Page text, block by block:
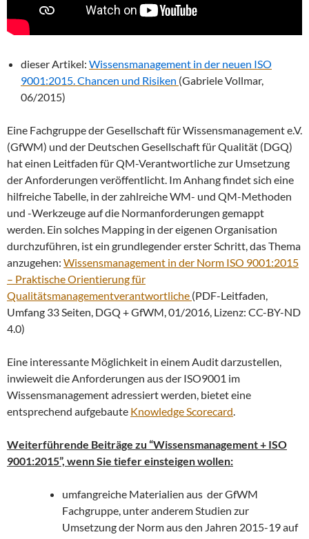
dieser Artikel: Wissensmanagement in der neuen ISO
9001:2015. Chancen und Risiken (Gabriele Vollmar,
06/2015)
Eine Fachgruppe der Gesellschaft für Wissensmanagement e.V.
(GfWM) und der Deutschen Gesellschaft für Qualität (DGQ)
hat einen Leitfaden für QM-Verantwortliche zur Umsetzung
der Anforderungen veröffentlicht. Im Anhang findet sich eine
hilfreiche Tabelle, in der zahlreiche WM- und QM-Methoden
und -Werkzeuge auf die Normanforderungen gemappt
werden. Ein solches Mapping in der eigenen Organisation
durchzuführen, ist ein grundlegender erster Schritt, das Thema
anzugehen: Wissensmanagement in der Norm ISO 9001:2015
– Praktische Orientierung für
Qualitätsmanagementverantwortliche (PDF-Leitfaden,
Umfang 33 Seiten, DGQ + GfWM, 01/2016, Lizenz: CC-BY-ND
4.0)
Eine interessante Möglichkeit in einem Audit darzustellen,
inwieweit die Anforderungen aus der ISO9001 im
Wissensmanagement adressiert werden, bietet eine
entsprechend aufgebaute Knowledge Scorecard.
Weiterführende Beiträge zu “Wissensmanagement + ISO
9001:2015”, wenn Sie tiefer einsteigen wollen:
umfangreiche Materialien aus der GfWM
Fachgruppe, unter anderem Studien zur
Umsetzung der Norm aus den Jahren 2015-19 auf